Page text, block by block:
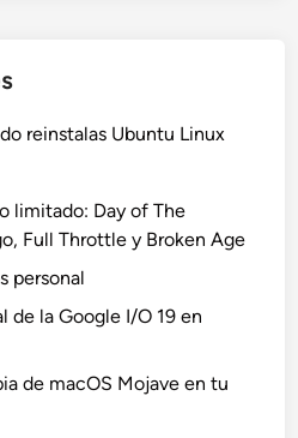
reinstalas Ubuntu Linux
limitado: Day of The
Full Throttle y Broken Age
personal
de la Google I/O 19 en
de macOS Mojave en tu